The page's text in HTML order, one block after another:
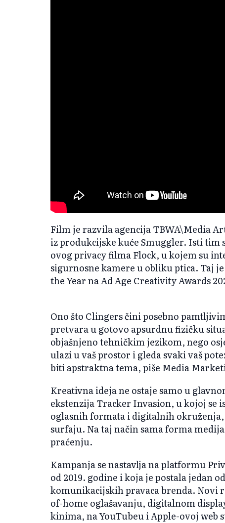
Film je razvila agencija TBWA\Media
iz produkcijske kuće Smuggler. Isti tim
ovog privacy filma Flock, u kojem su
sigurnosne kamere u obliku ptica. Taj
the Year na Ad Age Creativity Awards
Ono što Clingers čini posebno
pretvara u gotovo apsurdnu fizičku
objašnjeno tehničkim jezikom, nego
ulazi u vaš prostor i gleda svaki vaš
biti apstraktna tema, piše Media
Kreativna ideja ne ostaje samo u
ekstenzija Tracker Invasion, u kojoj
oglasnih formata i digitalnih
surfaju. Na taj način sama forma
praćenju.
Kampanja se nastavlja na platformu
od 2019. godine i koja je postala jedan
komunikacijskih pravaca brenda. Novi
of-home oglašavanju, digitalnom
kinima, na YouTubeu i Apple-ovoj web